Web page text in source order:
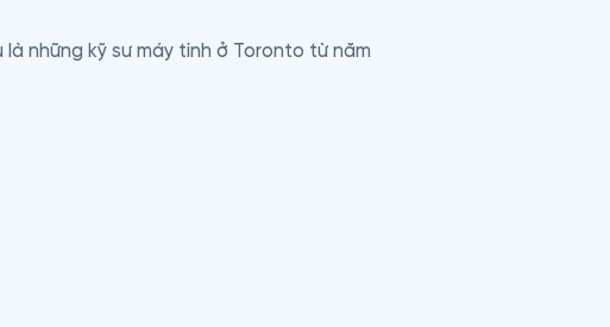
những kỹ sư máy tính ở Toronto từ năm
850.000 đô la. Họ từ bỏ, họ không muốn
đôi quyết định thuê nhà và dùng tiền đầu
khi trở thành triệu phú ở tuổi 31 (Shen) và